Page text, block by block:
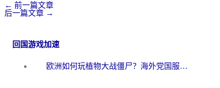
← 前一篇文章
后一篇文章 →
回国游戏加速
欧洲如何玩植物大战僵尸？海外党国服游戏加速避坑指南（附实测对比）